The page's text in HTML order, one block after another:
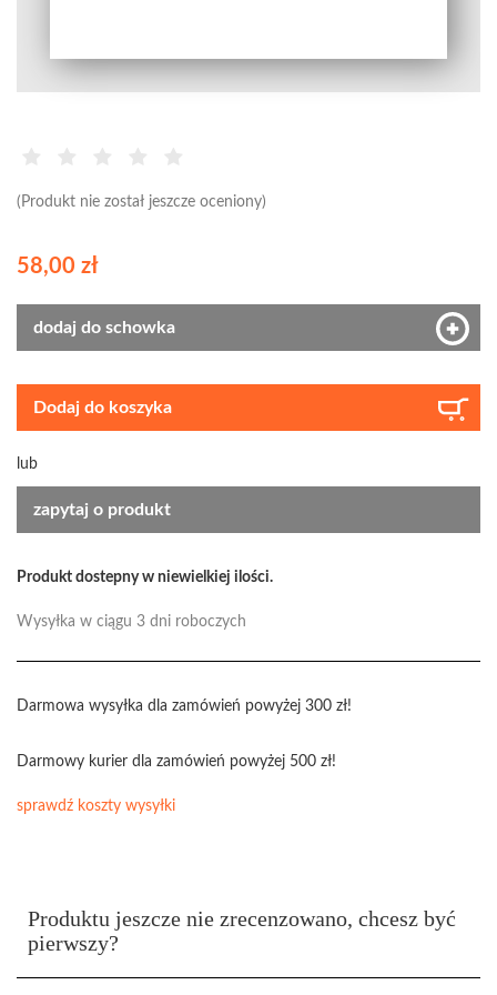
(Produkt nie został jeszcze oceniony)
58,00 zł
dodaj do schowka
Dodaj do koszyka
lub
zapytaj o produkt
Produkt dostepny w niewielkiej ilości.
Wysyłka w ciągu 3 dni roboczych
Darmowa wysyłka dla zamówień powyżej 300 zł!
Darmowy kurier dla zamówień powyżej 500 zł!
sprawdź koszty wysyłki
Produktu jeszcze nie zrecenzowano, chcesz być
pierwszy?